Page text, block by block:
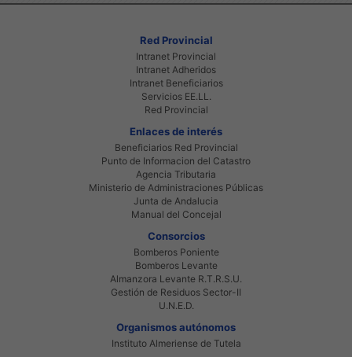
Red Provincial
Intranet Provincial
Intranet Adheridos
Intranet Beneficiarios
Servicios EE.LL.
Red Provincial
Enlaces de interés
Beneficiarios Red Provincial
Punto de Informacion del Catastro
Agencia Tributaria
Ministerio de Administraciones Públicas
Junta de Andalucia
Manual del Concejal
Consorcios
Bomberos Poniente
Bomberos Levante
Almanzora Levante R.T.R.S.U.
Gestión de Residuos Sector-II
U.N.E.D.
Organismos autónomos
Instituto Almeriense de Tutela